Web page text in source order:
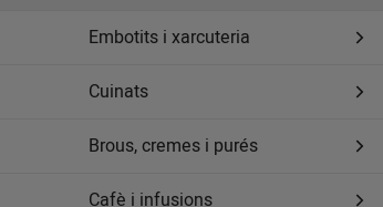
Embotits i xarcuteria
Cuinats
Brous, cremes i purés
Cafè i infusions